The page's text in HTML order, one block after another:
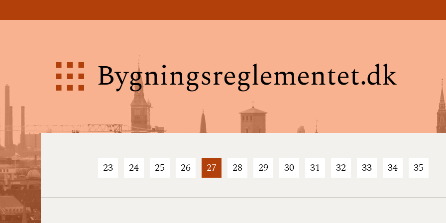
Bygningsreglementet.dk
23 24 25 26 27 28 29 30 31 32 33 34 35